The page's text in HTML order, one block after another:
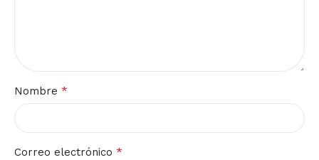
Nombre *
Correo electrónico *